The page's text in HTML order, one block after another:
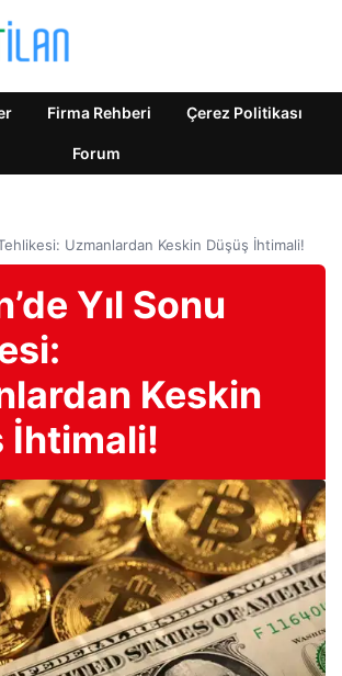
Firma Rehberi Çerez Politikası
Forum
Uzmanlardan Keskin Düşüş İhtimali!
Yıl Sonu
Keskin
İhtimali!